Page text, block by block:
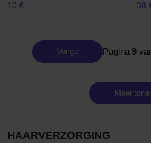
10 € 38
Vorige Pagina 9
Meer
HAARVERZORGING